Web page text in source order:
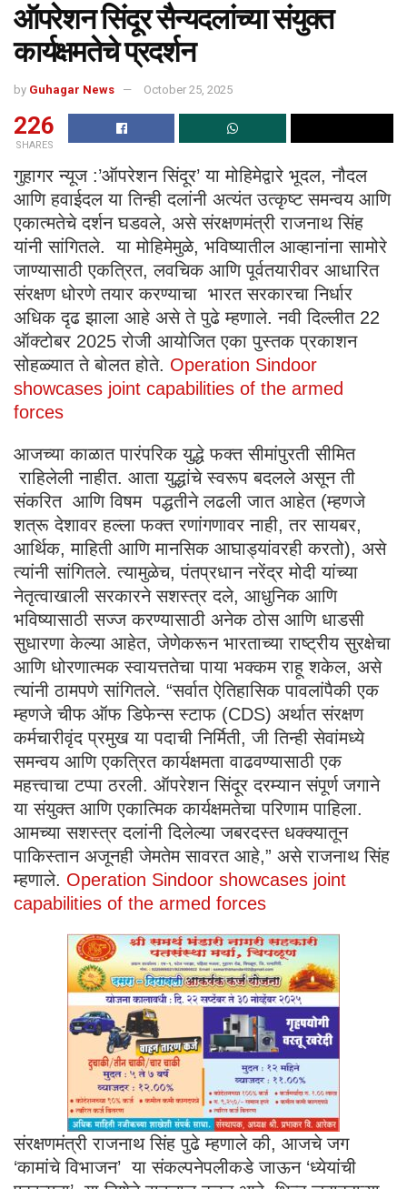
ऑपरेशन सिंदूर सैन्यदलांच्या संयुक्त
कार्यक्षमतेचे प्रदर्शन
by Guhagar News October 25, 2025
226
SHARES
गुहागर न्यूज :’ऑपरेशन सिंदूर’ या मोहिमेद्वारे भूदल, नौदल
आणि हवाईदल या तिन्ही दलांनी अत्यंत उत्कृष्ट समन्वय आणि
एकात्मतेचे दर्शन घडवले, असे संरक्षणमंत्री राजनाथ सिंह
यांनी सांगितले. या मोहिमेमुळे, भविष्यातील आव्हानांना सामोरे
जाण्यासाठी एकत्रित, लवचिक आणि पूर्वतयारीवर आधारित
संरक्षण धोरणे तयार करण्याचा भारत सरकारचा निर्धार
अधिक दृढ झाला आहे असे ते पुढे म्हणाले. नवी दिल्लीत 22
ऑक्टोबर 2025 रोजी आयोजित एका पुस्तक प्रकाशन
सोहळ्यात ते बोलत होते. Operation Sindoor
showcases joint capabilities of the armed
forces
आजच्या काळात पारंपरिक युद्धे फक्त सीमांपुरती सीमित
राहिलेली नाहीत. आता युद्धांचे स्वरूप बदलले असून ती
संकरित आणि विषम पद्धतीने लढली जात आहेत (म्हणजे
शत्रू देशावर हल्ला फक्त रणांगणावर नाही, तर सायबर,
आर्थिक, माहिती आणि मानसिक आघाड्यांवरही करतो), असे
त्यांनी सांगितले. त्यामुळेच, पंतप्रधान नरेंद्र मोदी यांच्या
नेतृत्वाखाली सरकारने सशस्त्र दले, आधुनिक आणि
भविष्यासाठी सज्ज करण्यासाठी अनेक ठोस आणि धाडसी
सुधारणा केल्या आहेत, जेणेकरून भारताच्या राष्ट्रीय सुरक्षेचा
आणि धोरणात्मक स्वायत्ततेचा पाया भक्कम राहू शकेल, असे
त्यांनी ठामपणे सांगितले. “सर्वात ऐतिहासिक पावलांपैकी एक
म्हणजे चीफ ऑफ डिफेन्स स्टाफ (CDS) अर्थात संरक्षण
कर्मचारीवृंद प्रमुख या पदाची निर्मिती, जी तिन्ही सेवांमध्ये
समन्वय आणि एकत्रित कार्यक्षमता वाढवण्यासाठी एक
महत्त्वाचा टप्पा ठरली. ऑपरेशन सिंदूर दरम्यान संपूर्ण जगाने
या संयुक्त आणि एकात्मिक कार्यक्षमतेचा परिणाम पाहिला.
आमच्या सशस्त्र दलांनी दिलेल्या जबरदस्त धक्क्यातून
पाकिस्तान अजूनही जेमतेम सावरत आहे,” असे राजनाथ सिंह
म्हणाले. Operation Sindoor showcases joint
capabilities of the armed forces
संरक्षणमंत्री राजनाथ सिंह पुढे म्हणाले की, आजचे जग
‘कामांचे विभाजन’ या संकल्पनेपलीकडे जाऊन ‘ध्येयांची